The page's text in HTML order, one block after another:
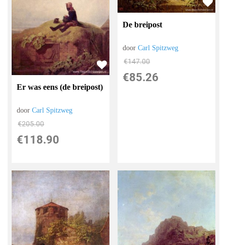
Er was eens (de breipost)
doorCarl Spitzweg
€205.00
€118.90
De breipost
doorCarl Spitzweg
€147.00
€85.26